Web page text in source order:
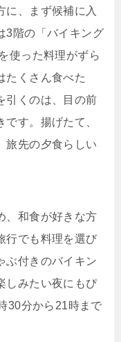
に、まず候補に入
3階の「バイキング
使った料理がずら
たくさん食べた
引くのは、目の前
す。揚げたて、
旅先の夕食らしい
、和食が好きな方
行でも料理を選び
ぶ付きのバイキン
しみたい夜にもぴ
30分から21時まで